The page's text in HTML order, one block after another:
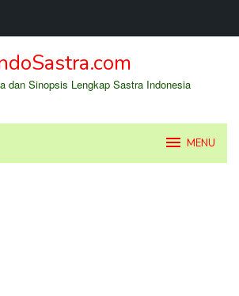
dan Sinopsis Lengkap Sastra Indonesia
MENU